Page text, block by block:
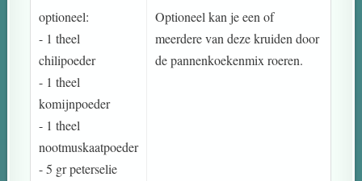
optioneel:
- 1 theel
chilipoeder
- 1 theel
komijnpoeder
- 1 theel
nootmuskaatpoeder
- 5 gr peterselie
Optioneel kan je een of
meerdere van deze kruiden door
de pannenkoekenmix roeren.